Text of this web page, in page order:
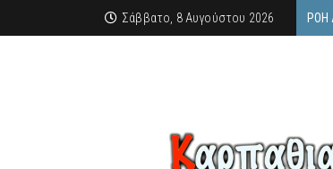
Σάββατο, 8 Αυγούστου 2026 ΡΟΉ